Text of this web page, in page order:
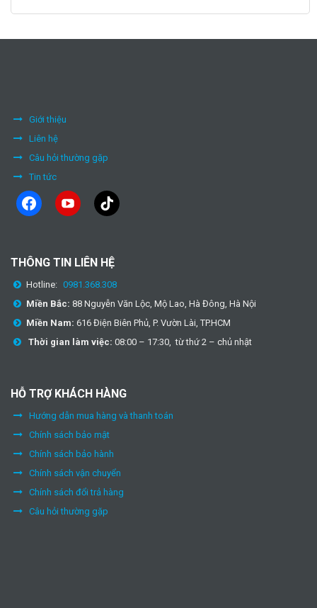
Giới thiệu
Liên hệ
Câu hỏi thường gặp
Tin tức
facebook youtube tiktok
THÔNG TIN LIÊN HỆ
Hotline: 0981.368.308
Miền Bắc: 88 Nguyễn Văn Lộc, Mộ Lao, Hà Đông, Hà Nội
Miền Nam: 616 Điện Biên Phủ, P. Vườn Lài, TP.HCM
Thời gian làm việc: 08:00 – 17:30, từ thứ 2 – chủ nhật
HỖ TRỢ KHÁCH HÀNG
Hướng dẫn mua hàng và thanh toán
Chính sách bảo mật
Chính sách bảo hành
Chính sách vận chuyển
Chính sách đổi trả hàng
Câu hỏi thường gặp